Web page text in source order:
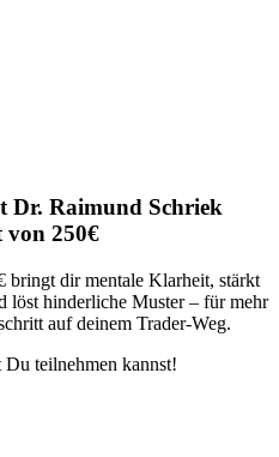
Dr. Raimund Schriek
von 250€
bringt dir mentale Klarheit, stärkt
löst hinderliche Muster – für mehr
auf deinem Trader-Weg.
Du teilnehmen kannst!